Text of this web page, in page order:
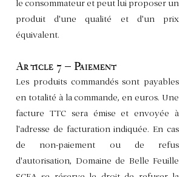
le consommateur et peut lui proposer un
produit d'une qualité et d'un prix
équivalent.
Article 7 – Paiement
Les produits commandés sont payables
en totalité à la commande, en euros. Une
facture TTC sera émise et envoyée à
l'adresse de facturation indiquée. En cas
de non-paiement ou de refus
d'autorisation, Domaine de Belle Feuille